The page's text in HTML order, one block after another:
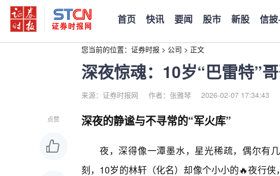
首页 快讯 要闻 股市 新股 信
您当前的位置： 证券时报 > 公司 > 正文
深夜惊魂：10岁“巴雷特”
来源：证券时报网 作者：张雅琴 2026-02-07 17:34:43
点赞 深夜的静谧与不寻常的“军火库”
夜，深得像一潭墨水，星光稀疏，偶尔有
刻，10岁的林轩（化名）却像个小小的🔥夜行